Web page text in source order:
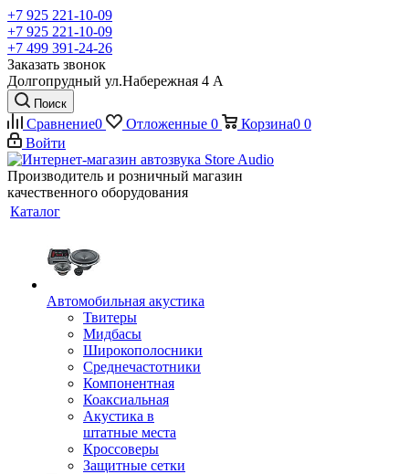
+7 925 221-10-09
+7 925 221-10-09
+7 499 391-24-26
Заказать звонок
Долгопрудный ул.Набережная 4 А
Поиск
Сравнение0 Отложенные 0 Корзина0 0
Войти
Производитель и розничный магазин
качественного оборудования
Каталог
Автомобильная акустика
Твитеры
Мидбасы
Широкополосники
Среднечастотники
Компонентная
Коаксиальная
Акустика в
штатные места
Кроссоверы
Защитные сетки